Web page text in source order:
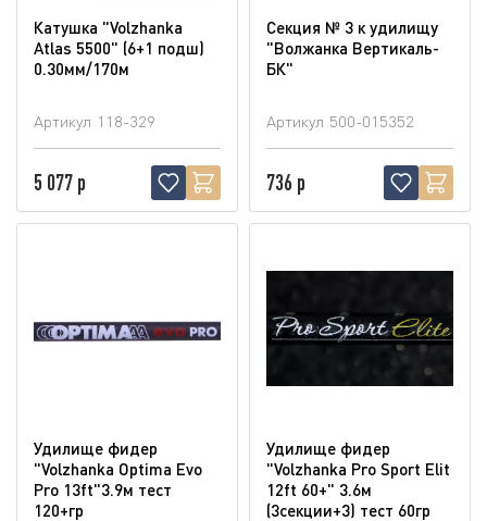
Катушка "Volzhanka
Atlas 5500" (6+1 подш)
0.30мм/170м
Артикул 118-329
5 077 р
Секция № 3 к удилищу
"Волжанка Вертикаль-
БК"
Артикул 500-015352
736 р
Удилище фидер
"Volzhanka Optima Evo
Pro 13ft"3.9м тест
120+гр
Удилище фидер
"Volzhanka Pro Sport Elit
12ft 60+" 3.6м
(3секции+3) тест 60гр